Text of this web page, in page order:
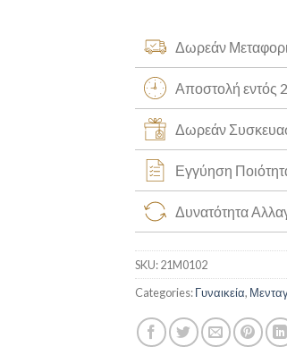
Δωρεάν
Αποστολή εντός
Δωρεάν
Εγγύηση
Δυνατότητα
SKU:21M0102
Categories:Γυναικεία,